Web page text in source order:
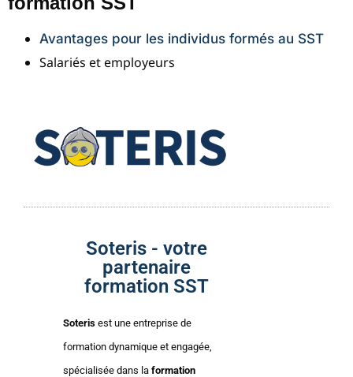
Avantages pour les individus formés au SST
Salariés et employeurs
Soteris - votre
partenaire
formation SST
Soteris est une entreprise de
formation dynamique et engagée,
spécialisée dans la formation